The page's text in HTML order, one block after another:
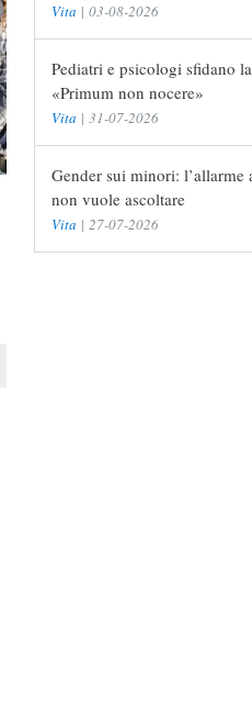
Vita | 03-08-2026
Pediatri e psicologi sfidano
«Primum non nocere»
Vita | 31-07-2026
Gender sui minori: l’allarme
non vuole ascoltare
Vita | 27-07-2026